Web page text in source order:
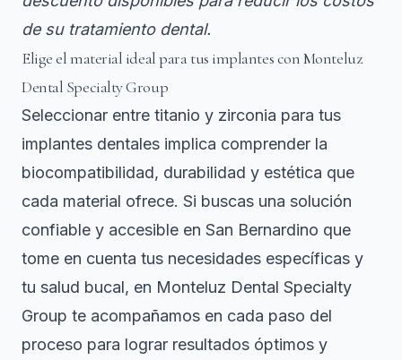
de su tratamiento dental.
Elige el material ideal para tus implantes con Monteluz
Dental Specialty Group
Seleccionar entre titanio y zirconia para tus
implantes dentales implica comprender la
biocompatibilidad, durabilidad y estética que
cada material ofrece. Si buscas una solución
confiable y accesible en San Bernardino que
tome en cuenta tus necesidades específicas y
tu salud bucal, en Monteluz Dental Specialty
Group te acompañamos en cada paso del
proceso para lograr resultados óptimos y